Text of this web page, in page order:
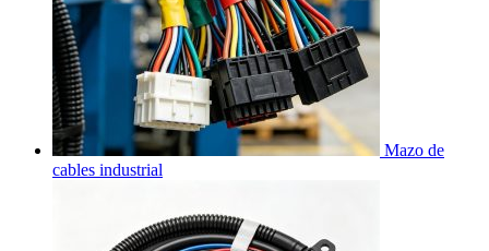
Mazo de
cables industrial